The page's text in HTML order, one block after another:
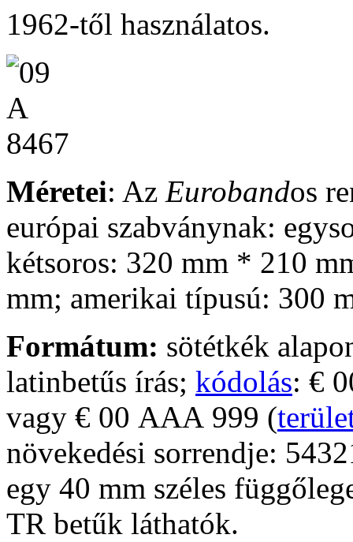
1962-től használatos.
Méretei: Az Eurobandos
európai szabványnak:
kétsoros: 320 mm * 210
mm; amerikai típusú: 300
Formátum: sötétkék
latinbetűs írás; kódolás: €
vagy € 00 AAA 999 (
növekedési sorrendje:
egy 40 mm széles
TR betűk láthatók.